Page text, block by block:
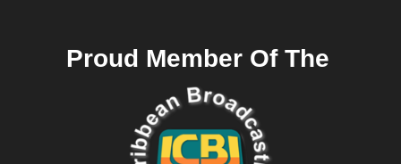
Proud Member Of The